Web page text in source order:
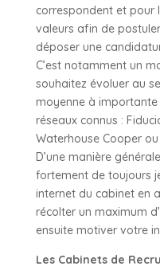
correspondent et pour
valeurs afin de
déposer une
C’est notamment un
souhaitez évoluer au
moyenne à
réseaux connus :
Waterhouse Cooper
D’une manière
fortement de toujours
internet du cabinet en
récolter un maximum
ensuite motiver votre
Les Cabinets de